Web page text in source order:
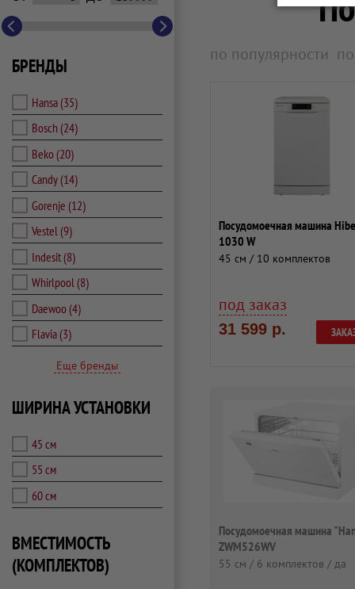
БРЕНДЫ
Hansa(35)
Bosch (24)
Beko(20)
Candy(14)
Gorenje (12)
Vestel(9)
Indesit(8)
Whirlpool(8)
Daewoo(4)
Flavia(3)
Еще бренды
ШИРИНА УСТАНОВКИ
45 см
55 см
60 см
ВМЕСТИМОСТЬ
(КОМПЛЕКТОВ)
по популярности
Посудомоечная машина
1030 W
45 см / 10 комплектов
под заказ
31 599 р.
Посудомоечная машина
ZWM526WV
55 см / 6 комплектов / да